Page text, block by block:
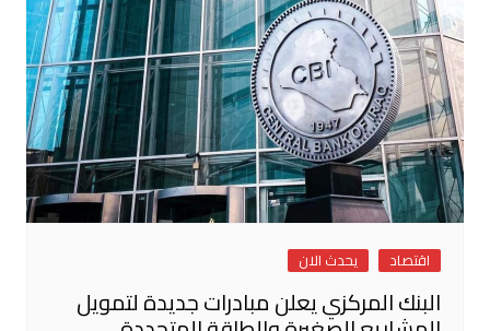
اقتصاد يحدث الان
البنك المركزي يعلن مبادرات جديدة لتمويل